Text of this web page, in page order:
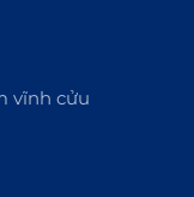
vĩnh cửu